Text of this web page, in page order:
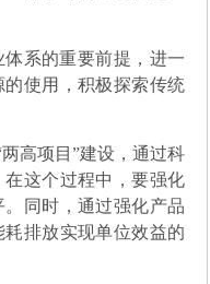
系的重要前提，进一
使用，积极探索传统
高项目”建设，通过科
这个过程中，要强化
同时，通过强化产品
排放实现单位效益的